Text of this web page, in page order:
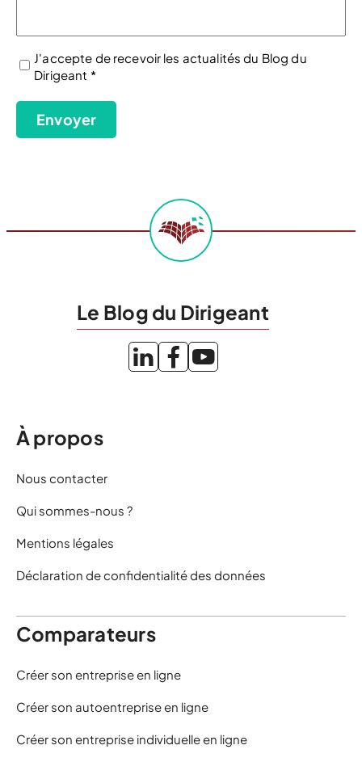
(Nécessaire)
J'accepte de recevoir les actualités du Blog du
Dirigeant *
Envoyer
Le Blog du Dirigeant
À propos
Nous contacter
Qui sommes-nous ?
Mentions légales
Déclaration de confidentialité des données
Comparateurs
Créer son entreprise en ligne
Créer son autoentreprise en ligne
Créer son entreprise individuelle en ligne